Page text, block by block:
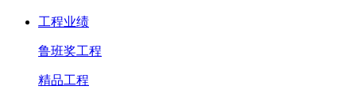
工程业绩
鲁班奖工程
精品工程